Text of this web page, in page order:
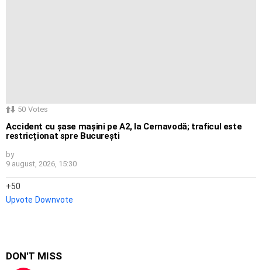
50 Votes
Accident cu șase mașini pe A2, la Cernavodă; traficul este
restricționat spre București
by
9 august, 2026, 15:30
50
Upvote Downvote
DON'T MISS